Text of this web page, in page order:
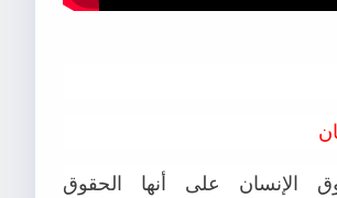
الإنسان على أنها الحقوق